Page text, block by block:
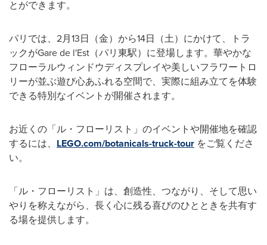
とができます。
パリでは、2月13日（金）から14日（土）にかけて、トラ
ックがGare de l'Est（パリ東駅）に登場します。華やかな
フローラルウィンドウディスプレイや美しいフラワートロ
リーが並ぶ遊び心あふれる空間で、実際に組み立てを体験
できる特別なイベントが開催されます。
お近くの「ル・フローリスト」のイベントや開催地を確認
するには、 LEGO.com/botanicals-truck-tour をご覧くださ
い。
「ル・フローリスト」は、創造性、つながり、そして思い
やりを称えながら、長く心に残る喜びのひとときを共有す
る場を提供します。